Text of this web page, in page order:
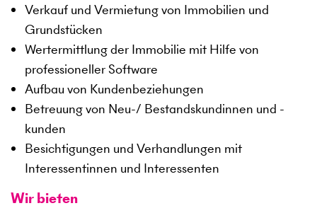
Verkauf und Vermietung von Immobilien und
Grundstücken
Wertermittlung der Immobilie mit Hilfe von
professioneller Software
Aufbau von Kundenbeziehungen
Betreuung von Neu-/ Bestandskundinnen und -
kunden
Besichtigungen und Verhandlungen mit
Interessentinnen und Interessenten
Wir bieten